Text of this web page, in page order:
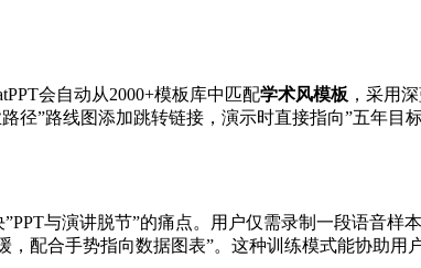
会自动从2000+模板库中匹配学术风模板 ，采用
径”路线图添加跳转链接，演示时直接指向”五年
”PPT与演讲脱节”的痛点。用户仅需录制一段语音
，配合手势指向数据图表”。这种训练模式能协助